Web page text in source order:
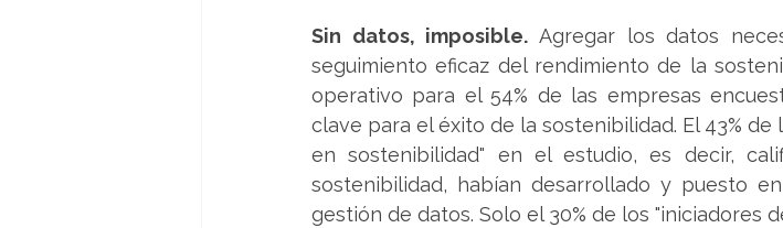
Sin datos, imposible. Agregar los datos
seguimiento eficaz del rendimiento de la
operativo para el 54% de las empresas
clave para el éxito de la sostenibilidad. El 43%
en sostenibilidad" en el estudio, es decir,
sostenibilidad, habían desarrollado y puesto
gestión de datos. Solo el 30% de los "iniciadores